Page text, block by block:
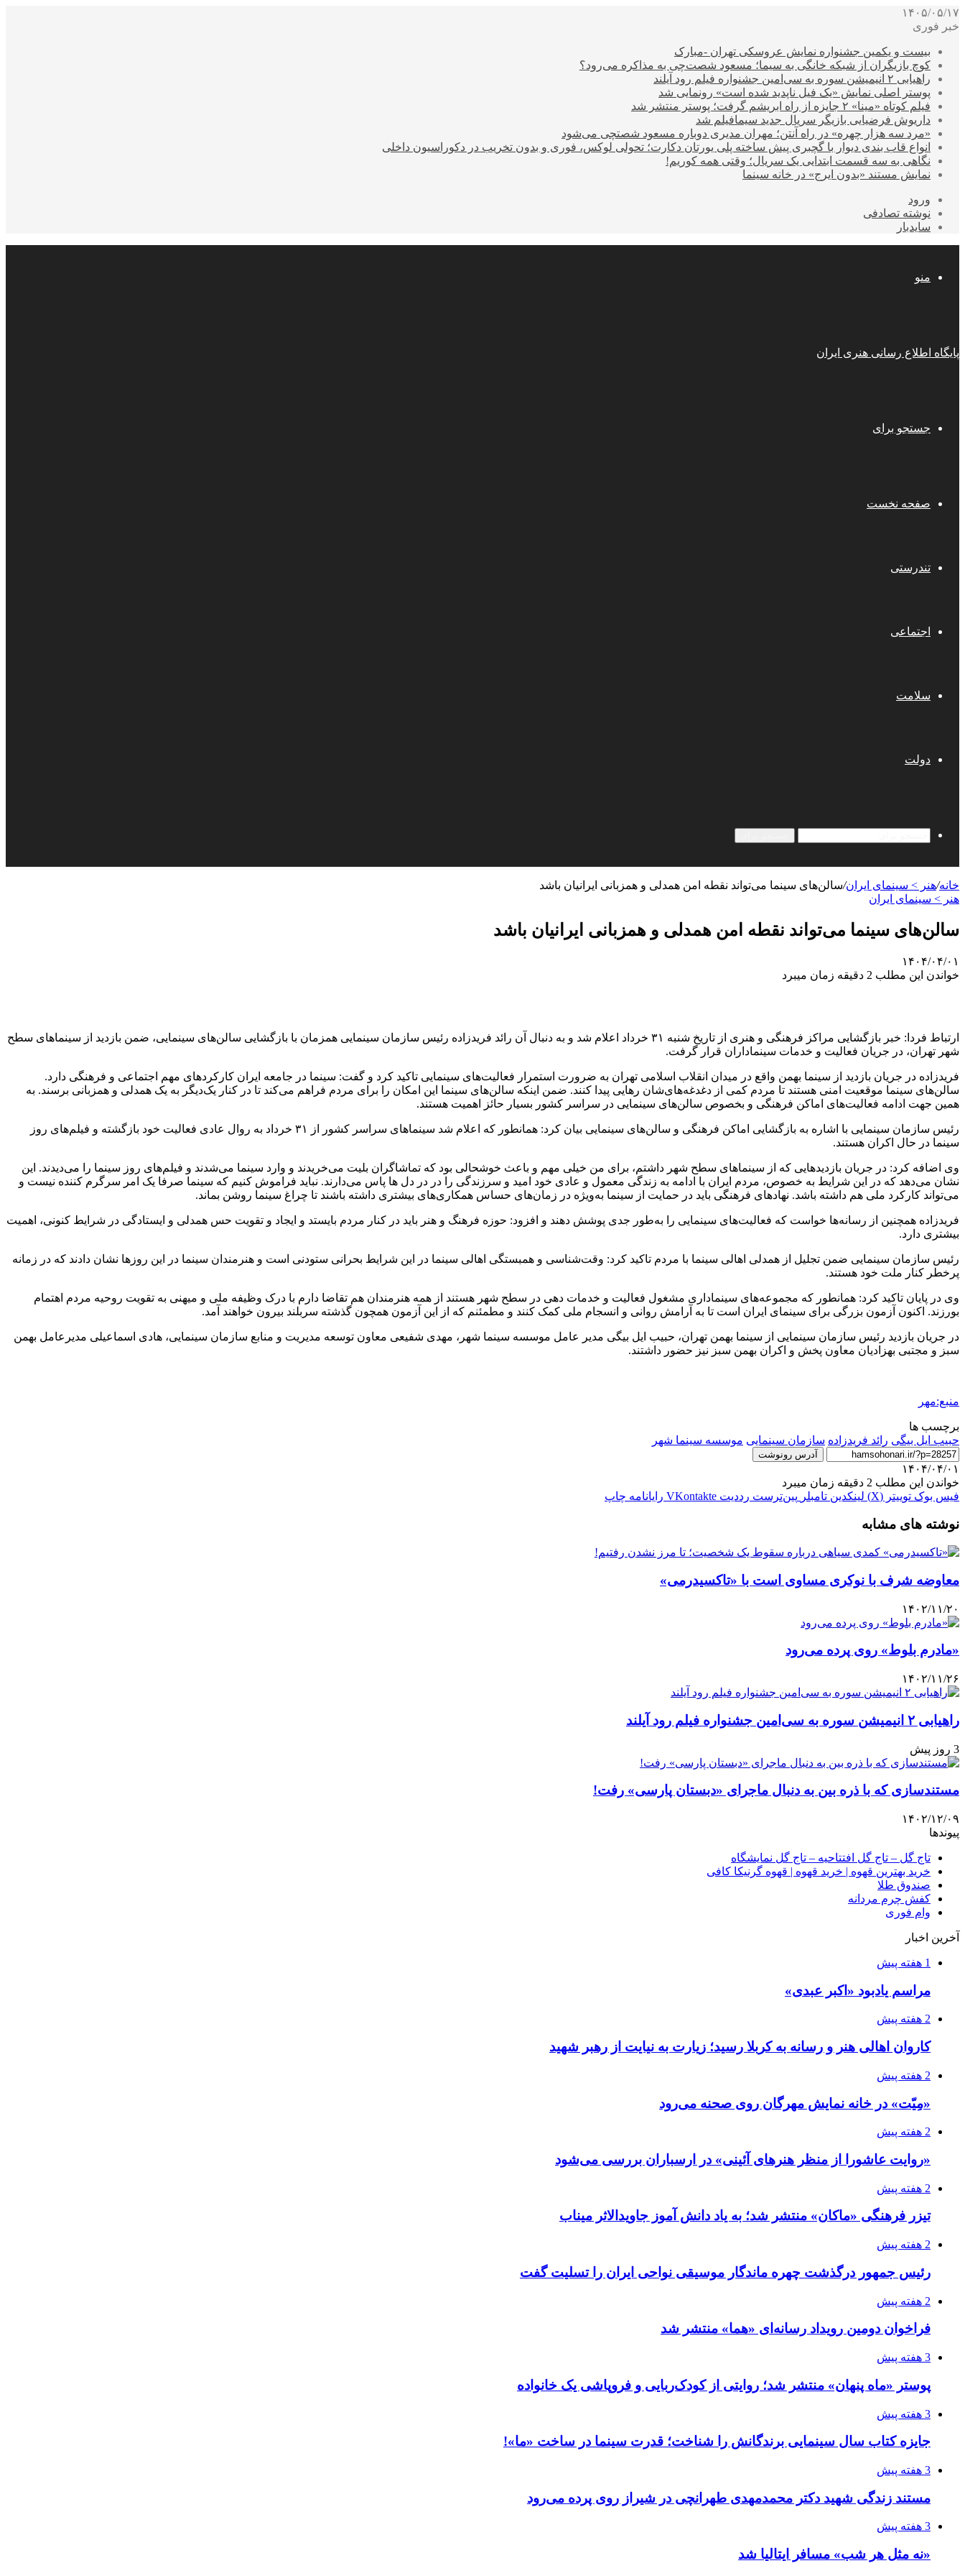
۱۴۰۵/۰۵/۱۷
خبر فوری
بیست و یکمین جشنواره نمایش عروسکی تهران -مبارک
کوچ بازیگران از شبکه خانگی به سیما؛ مسعود شصت‌چی به مذاکره می‌رود؟
راهیابی ۲ انیمیشن سوره به سی‌امین جشنواره فیلم رود آیلند
پوستر اصلی نمایش «یک فیل ناپدید شده است» رونمایی شد
فیلم کوتاه «مینا» ۲ جایزه از راه ابریشم گرفت؛ پوستر منتشر شد
داریوش فرضیایی بازیگر سریال جدید سیمافیلم شد
«مرد سه هزار چهره» در راه آنتن؛ مهران مدیری دوباره مسعود شصتچی می‌شود
انواع قاب بندی دیوار با گچبری پیش ساخته پلی یورتان دکارت؛ تحولی لوکس، فوری و بدون تخریب در دکوراسیون داخلی
نگاهی به سه قسمت ابتدایی یک سریال؛ وقتی همه کوریم!
نمایش مستند «بدون ایرج» در خانه سینما
ورود
نوشته تصادفی
سایدبار
منو
پایگاه اطلاع رسانی هنری ایران
جستجو برای
صفحه نخست
تندرستی
اجتماعی
سلامت
دولت
خانه/هنر > سینمای ایران/سالن‌های سینما می‌تواند نقطه امن همدلی و همزبانی ایرانیان باشد
هنر > سینمای ایران
سالن‌های سینما می‌تواند نقطه امن همدلی و همزبانی ایرانیان باشد
۱۴۰۴/۰۴/۰۱
خواندن این مطلب 2 دقیقه زمان میبرد
ارتباط فردا: خبر بازگشایی مراکز فرهنگی و هنری از تاریخ شنبه ۳۱ خرداد اعلام شد و به دنبال آن رائد فریدزاده رئیس سازمان سینمایی همزمان با بازگشایی سالن‌های سینمایی، ضمن بازدید از سینماهای سطح
شهر تهران، در جریان فعالیت‌ و خدمات سینماداران قرار گرفت.
فریدزاده در جریان بازدید از سینما بهمن واقع در میدان انقلاب اسلامی تهران به ضرورت استمرار فعالیت‌های سینمایی تاکید کرد و گفت: سینما در جامعه ایران کارکردهای مهم اجتماعی و فرهنگی دارد.
سالن‌های سینما موقعیت امنی هستند تا مردم کمی از دغدغه‌های‌شان رهایی پیدا کنند. ضمن اینکه سالن‌های سینما این امکان را برای مردم فراهم می‌کند تا در کنار یک‌دیگر به یک همدلی و همزبانی برسند. به
همین جهت ادامه فعالیت‌های اماکن فرهنگی و بخصوص سالن‌های سینمایی در سراسر کشور بسیار حائز اهمیت هستند.
رئیس سازمان سینمایی با اشاره به بازگشایی اماکن فرهنگی و سالن‌های سینمایی بیان کرد: همانطور که اعلام شد سینماهای سراسر کشور از ۳۱ خرداد به روال عادی فعالیت خود بازگشته و فیلم‌های روز
سینما در حال اکران هستند.
وی اضافه کرد: در جریان بازدیدهایی که از سینماهای سطح شهر داشتم، برای من خیلی مهم و باعث خوشحالی بود که تماشاگران بلیت می‌خریدند و وارد سینما می‌شدند و فیلم‌های روز سینما را می‌دیدند. این
نشان می‌دهد که در این شرایط به خصوص، مردم ایران با ادامه به زندگی معمول و عادی خود امید و سرزندگی را در در دل ها پاس می‌دارند. نباید فراموش کنیم که سینما صرفا یک امر سرگرم کننده نیست و
می‌تواند کارکرد ملی هم داشته باشد. نهادهای فرهنگی باید در حمایت از سینما به‌ویژه در زمان‌های حساس همکاری‌های بیشتری داشته باشند تا چراغ سینما روشن بماند.
فریدزاده همچنین از رسانه‌ها خواست که فعالیت‌های سینمایی را به‌طور جدی پوشش دهند و افزود: حوزه فرهنگ و هنر باید در کنار مردم بایستد و ایجاد و تقویت حس همدلی و ایستادگی در شرایط کنونی، اهمیت
بیشتری دارد.
رئیس سازمان سینمایی ضمن تجلیل از همدلی اهالی سینما با مردم تاکید کرد: وقت‌شناسی و همبستگی اهالی سینما در این شرایط بحرانی ستودنی است و هنرمندان سینما در این روزها نشان دادند که در زمانه
پرخطر کنار ملت خود هستند.
وی در پایان تاکید کرد: همانطور که مجموعه‌های سینماداری مشغول فعالیت و خدمات دهی در سطح شهر هستند از همه هنرمندان هم تقاضا دارم با درک وظیفه ملی و میهنی به تقویت روحیه مردم اهتمام‌
بورزند. اکنون آزمون بزرگی برای سینمای ایران است تا به آرامش روانی و انسجام ملی کمک کنند و مطمئنم که از این آزمون همچون گذشته سربلند بیرون خواهند آمد.
در جریان بازدید رئیس سازمان سینمایی از سینما بهمن تهران، حبیب ایل بیگی مدیر عامل موسسه سینما شهر، مهدی شفیعی معاون توسعه مدیریت و منابع سازمان سینمایی، هادی اسماعیلی مدیرعامل بهمن
سبز و مجتبی بهزادیان معاون پخش و اکران بهمن سبز نیز حضور داشتند.
منبع:مهر
برچسب ها
حبیب ایل بیگی رائد فریدزاده سازمان سینمایی موسسه سینما شهر
آدرس رونوشت
۱۴۰۴/۰۴/۰۱
خواندن این مطلب 2 دقیقه زمان میبرد
فیس بوک توییتر (X) لینکدین ‫تامبلر ‫پین‌ترست ‫رددیت ‫VKontakte رایانامه چاپ
نوشته های مشابه
معاوضه شرف با نوکری مساوی است با «تاکسیدرمی»
۱۴۰۲/۱۱/۲۰
«مادرم بلوط» روی پرده می‌رود
۱۴۰۲/۱۱/۲۶
راهیابی ۲ انیمیشن سوره به سی‌امین جشنواره فیلم رود آیلند
3 روز پیش
مستندسازی که با ذره بین به دنبال ماجرای «دبستان پارسی» رفت!
۱۴۰۲/۱۲/۰۹
پیوندها
تاج گل – تاج گل افتتاحیه – تاج گل نمایشگاه
خرید بهترین قهوه | خرید قهوه | قهوه گرنیکا کافی
صندوق طلا
کفش چرم مردانه
وام فوری
آخرین اخبار
1 هفته پیش
مراسم یادبود «اکبر عبدی»
2 هفته پیش
کاروان اهالی هنر و رسانه به کربلا رسید؛ زیارت به نیایت از رهبر شهید
2 هفته پیش
«مِیّت» در خانه نمایش مهرگان روی صحنه می‌رود
2 هفته پیش
«روایت عاشورا از منظر هنرهای آئینی» در ارسباران بررسی می‌شود
2 هفته پیش
تیزر فرهنگی «ماکان» منتشر شد؛ به یاد دانش آموز جاویدالاثر میناب
2 هفته پیش
رئیس جمهور درگذشت چهره ماندگار موسیقی نواحی ایران را تسلیت گفت
2 هفته پیش
فراخوان دومین رویداد رسانه‌ای «هما» منتشر شد
3 هفته پیش
پوستر «ماه پنهان» منتشر شد؛ روایتی از کودک‌ربایی و فروپاشی یک خانواده
3 هفته پیش
جایزه کتاب سال سینمایی برندگانش را شناخت؛ قدرت سینما در ساخت «ما»!
3 هفته پیش
مستند زندگی شهید دکتر محمدمهدی طهرانچی در شیراز روی پرده می‌رود
3 هفته پیش
«نه مثل هر شب» مسافر ایتالیا شد